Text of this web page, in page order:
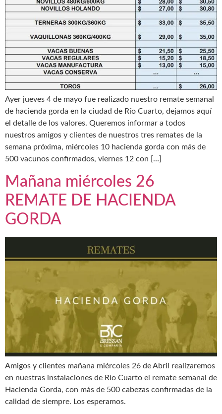
Ayer jueves 4 de mayo fue realizado nuestro remate semanal
de hacienda gorda en la ciudad de Río Cuarto, dejamos aquí
el detalle de los valores. Queremos informar a todos
nuestros amigos y clientes de nuestros tres remates de la
semana próxima, miércoles 10 hacienda gorda con más de
500 vacunos confirmados, viernes 12 con […]
Mañana miércoles 26
REMATE DE HACIENDA
GORDA
Amigos y clientes mañana miércoles 26 de Abril realizaremos
en nuestras instalaciones de Río Cuarto el remate semanal de
Hacienda Gorda, con más de 500 cabezas confirmadas de la
calidad de siempre. Los esperamos.